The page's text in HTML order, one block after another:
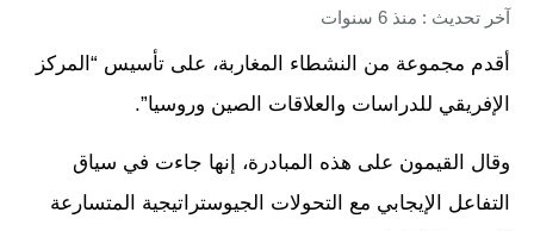
آخر تحديث : منذ 6 سنوات
أقدم مجموعة من النشطاء المغاربة، على تأسيس “المركز
الإفريقي للدراسات والعلاقات الصين وروسيا”.
وقال القيمون على هذه المبادرة، إنها جاءت في سياق
التفاعل الإيجابي مع التحولات الجيوستراتيجية المتسارعة